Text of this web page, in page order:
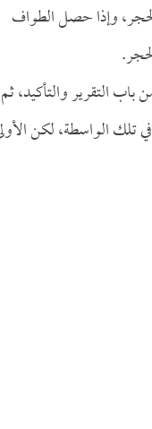
وإذا حصل الطواف
التقرير والتأكيد، ثم
تلك الواسطة، لكن